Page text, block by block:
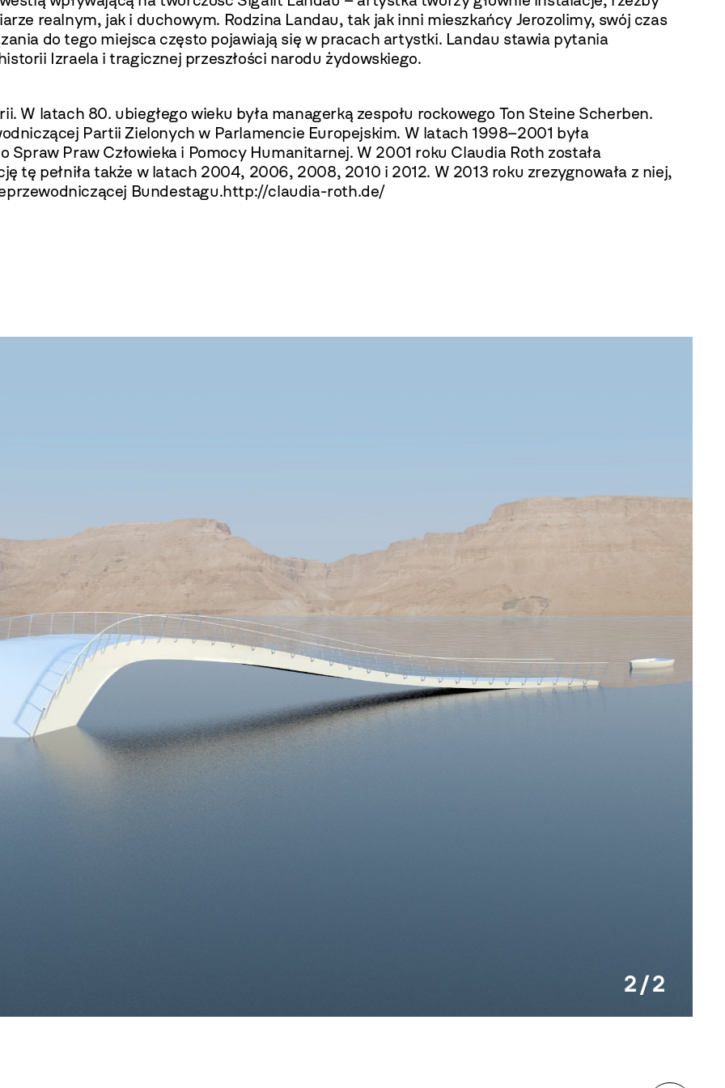
realnym, jak i duchowym. Rodzina Landau, tak jak inni mieszkańcy Jerozolimy, swój czas
do tego miejsca często pojawiają się w pracach artystki. Landau stawia pytania
Izraela i tragicznej przeszłości narodu żydowskiego.
W latach 80. ubiegłego wieku była managerką zespołu rockowego Ton Steine Scherben.
Partii Zielonych w Parlamencie Europejskim. W latach 1998–2001 była
Praw Człowieka i Pomocy Humanitarnej. W 2001 roku Claudia Roth została
tę pełniła także w latach 2004, 2006, 2008, 2010 i 2012. W 2013 roku zrezygnowała z niej,
Bundestagu.http://claudia-roth.de/
2 / 2